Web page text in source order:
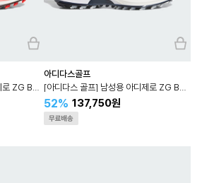
아디다스골프
52% 137,750원